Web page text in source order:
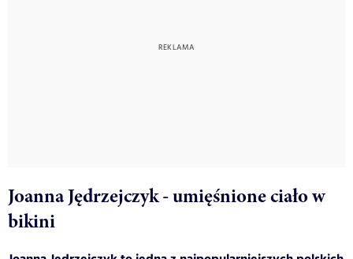
Joanna Jędrzejczyk - umięśnione ciało w
bikini